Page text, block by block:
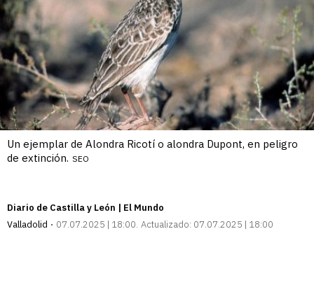
Un ejemplar de Alondra Ricotí o alondra Dupont, en peligro
de extinción. SEO
Diario de Castilla y León | El Mundo
Valladolid
07.07.2025 | 18:00 Actualizado: 07.07.2025 | 18:00